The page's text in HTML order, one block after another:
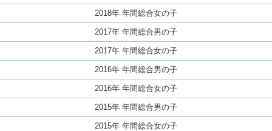
2018年 年間総合女の子
2017年 年間総合男の子
2017年 年間総合女の子
2016年 年間総合男の子
2016年 年間総合女の子
2015年 年間総合男の子
2015年 年間総合女の子